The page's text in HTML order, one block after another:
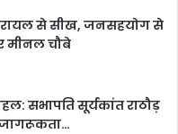
से सीख, जनसहयोग से
मीनल चौबे
सभापति सूर्यकांत राठौड़